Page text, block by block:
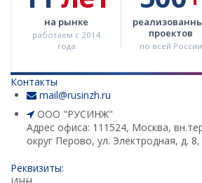
(установки)
Проектирование насосных
пожаротушения
Мембранные расширительные
конструкция, принцип действия,
Водонагреватель для
многоквартирного дома и
на рынке
работаем с 2014
года
проектов
по всей России
Контакты
mail@rusinzh.ru
ООО "РУСИНЖ"
Адрес офиса: 111524, Москва,
округ Перово, ул. Электродная, д. 8,
Реквизиты: